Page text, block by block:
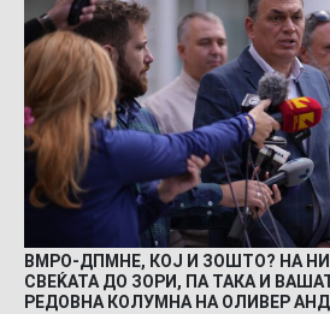
ВМРО-ДПМНЕ, КОЈ И ЗОШТО? НА
СВЕЌАТА ДО ЗОРИ, ПА ТАКА И
РЕДОВНА КОЛУМНА НА ОЛИВЕР